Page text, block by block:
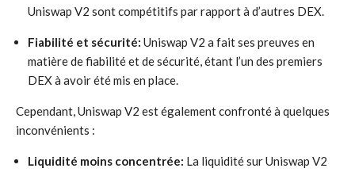
Uniswap V2 sont compétitifs par rapport à d’autres DEX.
Fiabilité et sécurité: Uniswap V2 a fait ses preuves en
matière de fiabilité et de sécurité, étant l’un des premiers
DEX à avoir été mis en place.
Cependant, Uniswap V2 est également confronté à quelques
inconvénients :
Liquidité moins concentrée: La liquidité sur Uniswap V2